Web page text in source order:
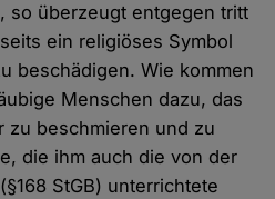
so überzeugt entgegen tritt
ein religiöses Symbol
beschädigen. Wie kommen
Menschen dazu, das
zu beschmieren und zu
die ihm auch die von der
StGB) unterrichtete